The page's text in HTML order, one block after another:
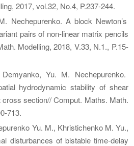
2017, vol.32, No.4, P.237-244.
Nechepurenko. A block Newton’s
pairs of non-linear matrix pencils
Modelling, 2018, V.33, N.1., P.15-
Yu. M. Nechepurenko.
hydrodynamic stability of shear
section// Comput. Maths. Math.
713.
Yu. M., Khristichenko M. Yu.,
disturbances of bistable time-delay